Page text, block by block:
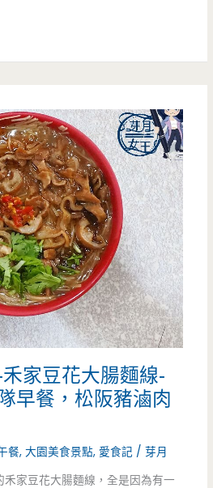
家豆花大腸麵線-
早餐，松阪豬滷肉
餐,大園美食景點, 愛食記 /芽月
家豆花大腸麵線，全是因為有一